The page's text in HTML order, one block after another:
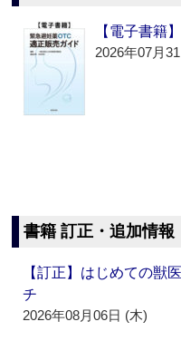
【電子書籍
2026年07月
書籍 訂正・追加情報
【訂正】はじめての
チ
2026年08月06日 (木)